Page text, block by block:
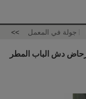
جولة في المعمل >>
5 مم ~ 22 مم للمرحاض دش الباب المطر